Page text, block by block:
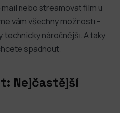
nebo streamovat film u
vám všechny možnosti –
technicky náročnější. A taky
spadnout.
Nejčastější